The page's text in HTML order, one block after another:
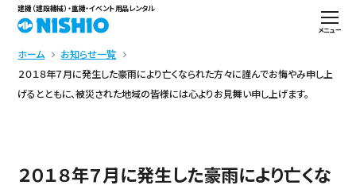
建機（建設機械）・重機・イベント用品レンタル
メニュー
ホーム
お知らせ一覧
２０１８年７月に発生した豪雨により亡くなられた方々に謹んでお悔やみ申し上
げるとともに、被災された地域の皆様には心よりお見舞い申し上げます。
２０１８年７月に発生した豪雨により亡くな